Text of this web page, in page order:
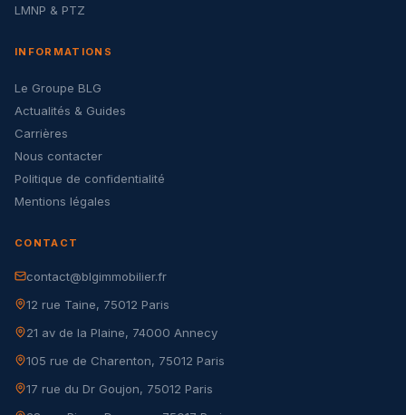
LMNP & PTZ
INFORMATIONS
Le Groupe BLG
Actualités & Guides
Carrières
Nous contacter
Politique de confidentialité
Mentions légales
CONTACT
contact@blgimmobilier.fr
12 rue Taine, 75012 Paris
21 av de la Plaine, 74000 Annecy
105 rue de Charenton, 75012 Paris
17 rue du Dr Goujon, 75012 Paris